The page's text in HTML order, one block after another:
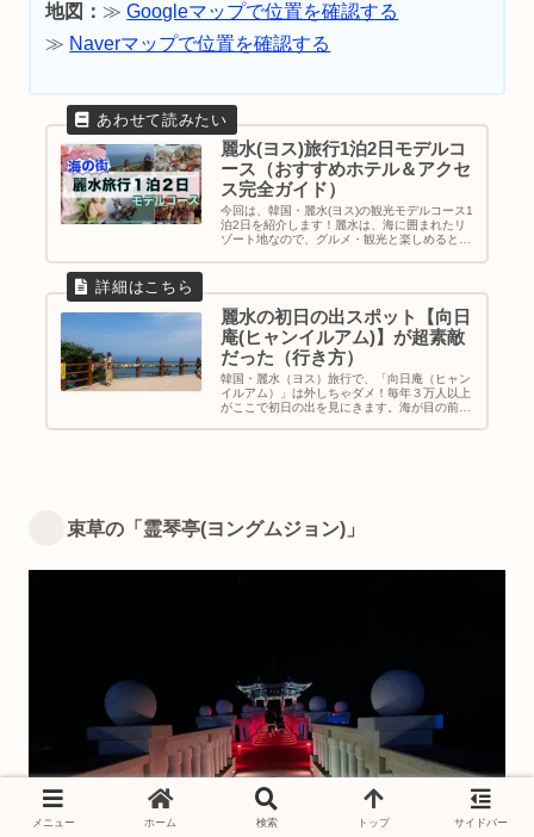
地図：≫Googleマップで位置を確認する
≫ Naverマップで位置を確認する
麗水(ヨス)旅行1泊2日モデルコ
ース（おすすめホテル＆アクセ
ス完全ガイド）
今回は、韓国・麗水(ヨス)の観光モデルコース1
泊2日を紹介します！麗水は、海に囲まれたリ
ゾート地なので、グルメ・観光と楽しめるとこ
麗水の初日の出スポット【向日
庵(ヒャンイルアム)】が超素敵
だった（行き方）
韓国・麗水（ヨス）旅行で、「向日庵（ヒャン
イルアム）」は外しちゃダメ！毎年３万人以上
がここで初日の出を見にきます。海が目の前に
束草の「霊琴亭(ヨングムジョン)」
メニュー ホーム 検索 トップ サイドバー